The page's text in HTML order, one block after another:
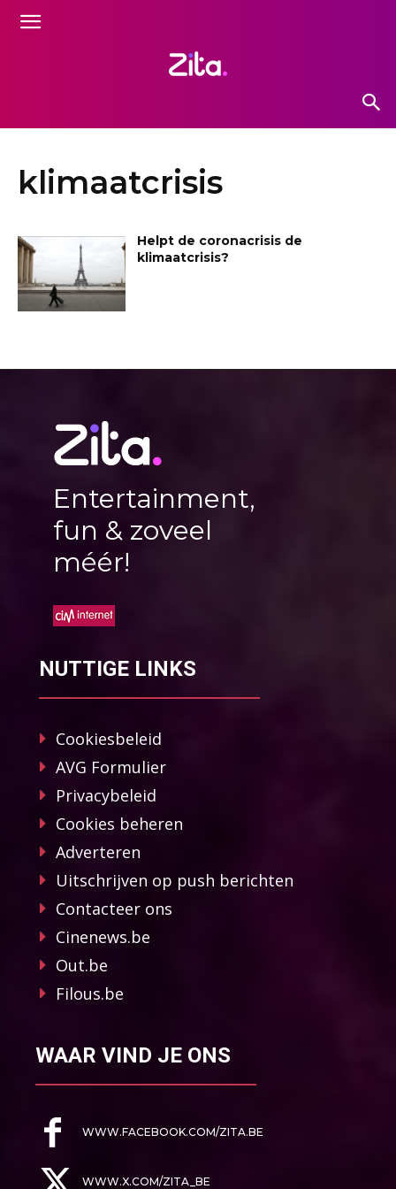
klimaatcrisis
Helpt de coronacrisis de
klimaatcrisis?
Entertainment,
fun & zoveel
méér!
NUTTIGE LINKS
Cookiesbeleid
AVG Formulier
Privacybeleid
Cookies beheren
Adverteren
Uitschrijven op push berichten
Contacteer ons
Cinenews.be
Out.be
Filous.be
WAAR VIND JE ONS
WWW.FACEBOOK.COM/ZITA.BE
WWW.X.COM/ZITA_BE